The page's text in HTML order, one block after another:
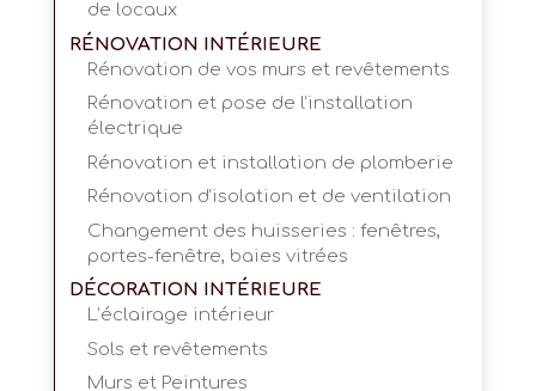
de locaux
RÉNOVATION INTÉRIEURE
Rénovation de vos murs et revêtements
Rénovation et pose de l’installation
électrique
Rénovation et installation de plomberie
Rénovation d’isolation et de ventilation
Changement des huisseries : fenêtres,
portes-fenêtre, baies vitrées
DÉCORATION INTÉRIEURE
L’éclairage intérieur
Sols et revêtements
Murs et Peintures